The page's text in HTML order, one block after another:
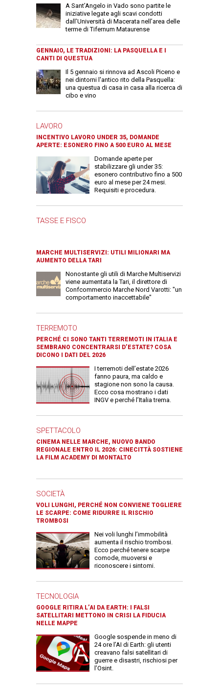
A Sant’Angelo in Vado sono partite le
iniziative legate agli scavi condotti
dall’Università di Macerata nell’area delle
terme di Tifernum Mataurense
GENNAIO, LE TRADIZIONI: LA PASQUELLA E I
CANTI DI QUESTUA
Il 5 gennaio si rinnova ad Ascoli Piceno e
nei dintorni l'antico rito della Pasquella:
una questua di casa in casa alla ricerca di
cibo e vino
LAVORO
INCENTIVO LAVORO UNDER 35, DOMANDE
APERTE: ESONERO FINO A 500 EURO AL MESE
Domande aperte per
stabilizzare gli under 35:
esonero contributivo fino a 500
euro al mese per 24 mesi.
Requisiti e procedura.
TASSE E FISCO
MARCHE MULTISERVIZI: UTILI MILIONARI MA
AUMENTO DELLA TARI
Nonostante gli utili di Marche Multiservizi
viene aumentata la Tari, il direttore di
Confcommercio Marche Nord Varotti: "un
comportamento inaccettabile"
TERREMOTO
PERCHÉ CI SONO TANTI TERREMOTI IN ITALIA E
SEMBRANO CONCENTRARSI D’ESTATE? COSA
DICONO I DATI DEL 2026
I terremoti dell’estate 2026
fanno paura, ma caldo e
stagione non sono la causa.
Ecco cosa mostrano i dati
INGV e perché l’Italia trema.
SPETTACOLO
CINEMA NELLE MARCHE, NUOVO BANDO
REGIONALE ENTRO IL 2026: CINECITTÀ SOSTIENE
LA FILM ACADEMY DI MONTALTO
SOCIETÀ
VOLI LUNGHI, PERCHÉ NON CONVIENE TOGLIERE
LE SCARPE: COME RIDURRE IL RISCHIO
TROMBOSI
Nei voli lunghi l’immobilità
aumenta il rischio trombosi.
Ecco perché tenere scarpe
comode, muoversi e
riconoscere i sintomi.
TECNOLOGIA
GOOGLE RITIRA L’AI DA EARTH: I FALSI
SATELLITARI METTONO IN CRISI LA FIDUCIA
NELLE MAPPE
Google sospende in meno di
24 ore l’AI di Earth: gli utenti
creavano falsi satellitari di
guerre e disastri, rischiosi per
l’Osint.